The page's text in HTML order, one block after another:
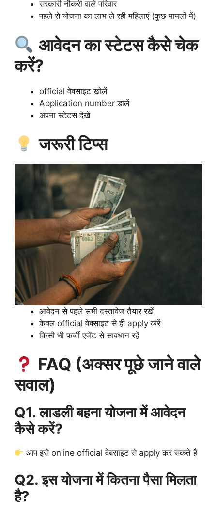
सरकारी नौकरी वाले परिवार
पहले से योजना का लाभ ले रही महिलाएं (कुछ मामलों में)
आवेदन का स्टेटस कैसे चेक
करें?
official वेबसाइट खोलें
Application number डालें
अपना स्टेटस देखें
जरूरी टिप्स
आवेदन से पहले सभी दस्तावेज तैयार रखें
केवल official वेबसाइट से ही apply करें
किसी भी फर्जी एजेंट से सावधान रहें
FAQ (अक्सर पूछे जाने वाले
सवाल)
Q1. लाडली बहना योजना में आवेदन
कैसे करें?
आप इसे online official वेबसाइट से apply कर सकते हैं
Q2. इस योजना में कितना पैसा मिलता
है?